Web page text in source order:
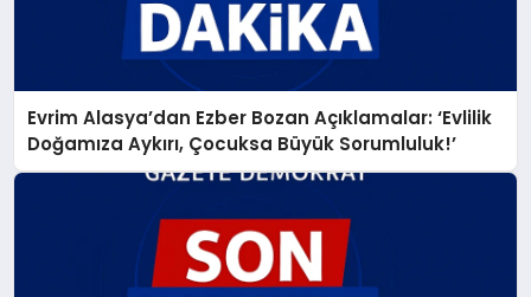
Evrim Alasya’dan Ezber Bozan Açıklamalar: ‘Evlilik
Doğamıza Aykırı, Çocuksa Büyük Sorumluluk!’